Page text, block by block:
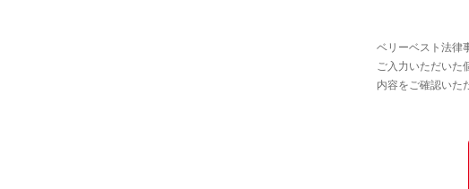
ベリーベスト法律
ご入力いただいた
内容をご確認いた